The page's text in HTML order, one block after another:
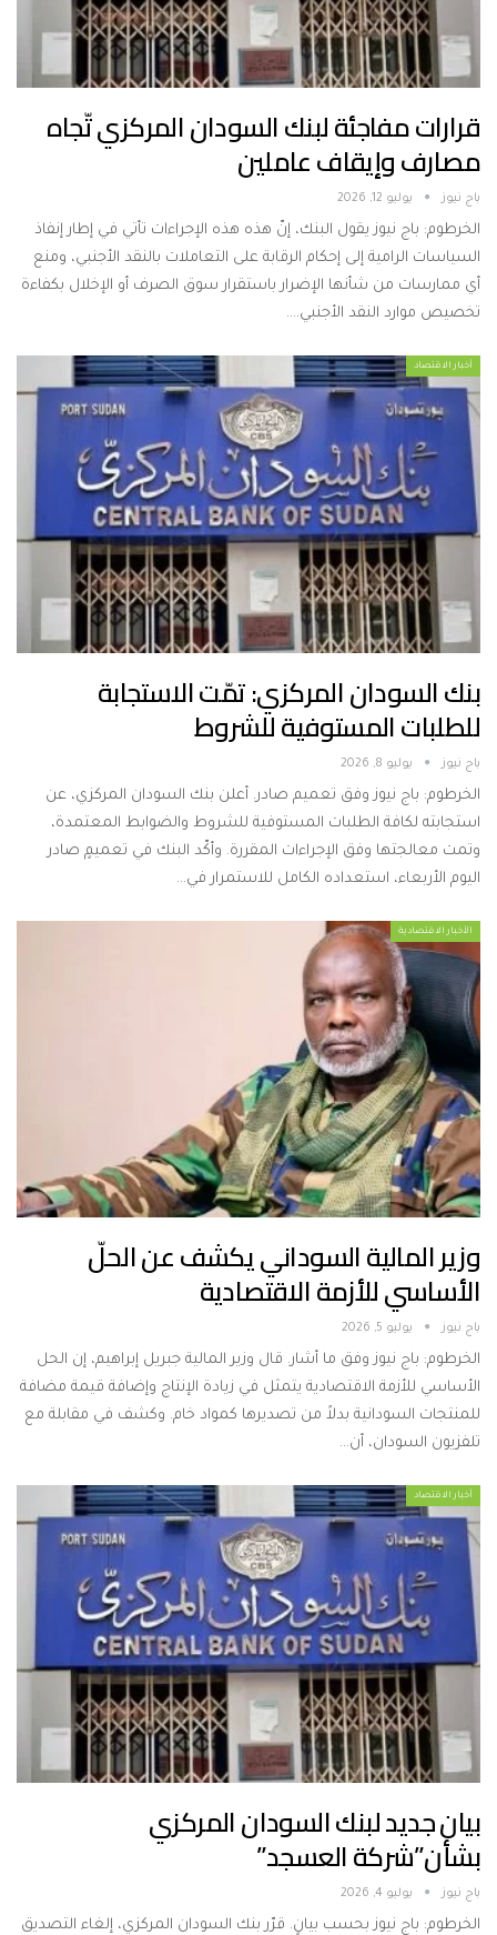
قرارات مفاجئة لبنك السودان المركزي تّجاه
مصارف وإيقاف عاملين
باج نيوز يوليو 12, 2026
الخرطوم: باج نيوز يقول البنك، إنّ هذه هذه الإجراءات تأتي في إطار إنفاذ
السياسات الرامية إلى إحكام الرقابة على التعاملات بالنقد الأجنبي، ومنع
أي ممارسات من شأنها الإضرار باستقرار سوق الصرف أو الإخلال بكفاءة
تخصيص موارد النقد الأجنبي.…
أخبار الاقتصاد
بنك السودان المركزي: تمّت الاستجابة
للطلبات المستوفية للشروط
باج نيوز يوليو 8, 2026
الخرطوم: باج نيوز وفق تعميم صادر. أعلن بنك السودان المركزي، عن
استجابته لكافة الطلبات المستوفية للشروط والضوابط المعتمدة،
وتمت معالجتها وفق الإجراءات المقررة. وأكّد البنك في تعميمٍ صادر
اليوم الأربعاء، استعداده الكامل للاستمرار في…
الأخبار الاقتصادية
وزير المالية السوداني يكشف عن الحلّ
الأساسي للأزمة الاقتصادية
باج نيوز يوليو 5, 2026
الخرطوم: باج نيوز وفق ما أشار. قال وزير المالية جبريل إبراهيم، إن الحل
الأساسي للأزمة الاقتصادية يتمثل في زيادة الإنتاج وإضافة قيمة مضافة
للمنتجات السودانية بدلاً من تصديرها كمواد خام. وكشف في مقابلة مع
تلفزيون السودان، أن…
أخبار الاقتصاد
بيان جديد لبنك السودان المركزي
بشأن”شركة العسجد”
باج نيوز يوليو 4, 2026
الخرطوم: باج نيوز بحسب بيانٍ. قرّر بنك السودان المركزي، إلغاء التصديق